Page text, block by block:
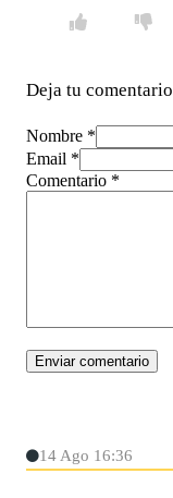
Deja tu comentario
Nombre *
Email *
Comentario *
14 Ago 16:36